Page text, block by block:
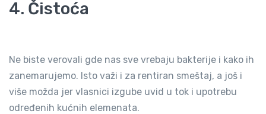
4. Čistoća
Ne biste verovali gde nas sve vrebaju bakterije i kako ih
zanemarujemo. Isto važi i za rentiran smeštaj, a još i
više možda jer vlasnici izgube uvid u tok i upotrebu
određenih kućnih elemenata.